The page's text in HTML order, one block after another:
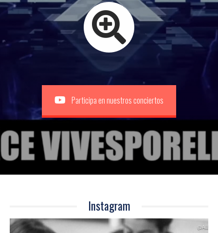
Participa en nuestros conciertos
Instagram